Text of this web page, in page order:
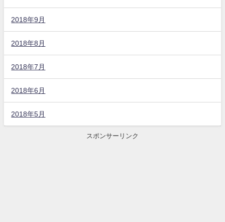
2018年9月
2018年8月
2018年7月
2018年6月
2018年5月
スポンサーリンク